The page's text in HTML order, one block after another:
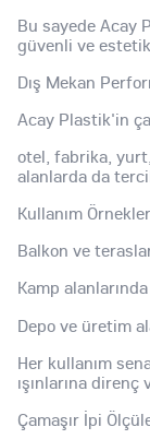
Bu sayede Acay
güvenli ve
Dış Mekan
Acay Plastik'in
otel, fabrika,
alanlarda da
Kullanım
Balkon ve
Kamp
Depo ve üretim
Her kullanım
ışınlarına direnç
Çamaşır İpi